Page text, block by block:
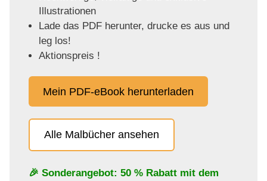
Illustrationen
Lade das PDF herunter, drucke es aus und
leg los!
Aktionspreis !
Mein PDF-eBook herunterladen
Alle Malbücher ansehen
🎉 Sonderangebot: 50 % Rabatt mit dem